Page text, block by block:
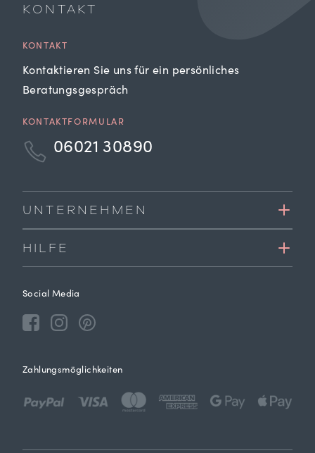
KONTAKT
KONTAKT
Kontaktieren Sie uns für ein persönliches
Beratungsgespräch
KONTAKTFORMULAR
06021 30890
UNTERNEHMEN
HILFE
Social Media
Zahlungsmöglichkeiten